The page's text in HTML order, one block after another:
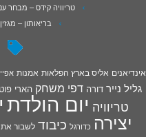
טריוויה קידס – מבחר
בריאותון –
אינדיאנים אליס בארץ הפלאות אמנות
גליל נייר דורה דפי משחק הארי
טריוויה יום הולדת
יצירה כדורגל כיבוד לשבור